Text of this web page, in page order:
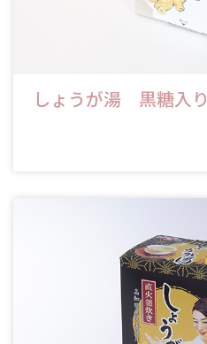
しょうが湯 黒糖入り